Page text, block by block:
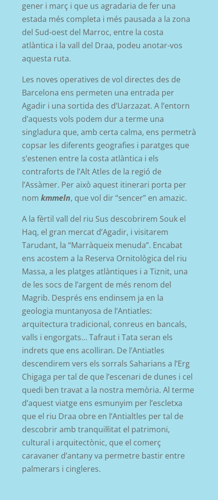
gener i març i que us agradaria de fer una
estada més completa i més pausada a la zona
del Sud-oest del Marroc, entre la costa
atlàntica i la vall del Draa, podeu anotar-vos
aquesta ruta.
Les noves operatives de vol directes des de
Barcelona ens permeten una entrada per
Agadir i una sortida des d’Uarzazat. A l’entorn
d’aquests vols podem dur a terme una
singladura que, amb certa calma, ens permetrà
copsar les diferents geografies i paratges que
s’estenen entre la costa atlàntica i els
contraforts de l’Alt Atles de la regió de
l’Assàmer. Per això aquest itinerari porta per
nom kmmeln, que vol dir “sencer” en amazic.
A la fèrtil vall del riu Sus descobrirem Souk el
Haq, el gran mercat d’Agadir, i visitarem
Tarudant, la “Marràqueix menuda”. Encabat
ens acostem a la Reserva Ornitològica del riu
Massa, a les platges atlàntiques i a Tiznit, una
de les socs de l’argent de més renom del
Magrib. Després ens endinsem ja en la
geologia muntanyosa de l’Antiatles:
arquitectura tradicional, conreus en bancals,
valls i engorgats… Tafraut i Tata seran els
indrets que ens acolliran. De l’Antiatles
descendirem vers els sorrals Saharians a l’Erg
Chigaga per tal de que l’escenari de dunes i cel
quedi ben travat a la nostra memòria. Al terme
d’aquest viatge ens esmunyim per l’escletxa
que el riu Draa obre en l’Antialtles per tal de
descobrir amb tranquil·litat el patrimoni,
cultural i arquitectònic, que el comerç
caravaner d’antany va permetre bastir entre
palmerars i cingleres.